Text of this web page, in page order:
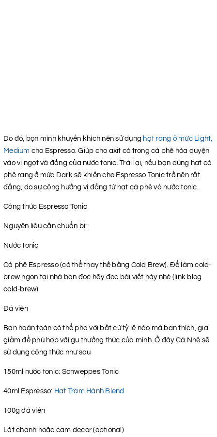
Do đó, bọn mình khuyến khích nên sử dụng hạt rang ở mức Light,
Medium cho Espresso. Giúp cho axit có trong cà phê hòa quyện
vào vị ngọt và đắng của nước tonic. Trái lại, nếu bạn dùng hạt cà
phê rang ở mức Dark sẽ khiến cho Espresso Tonic trở nên rất
đắng, do sự cộng hưởng vị đắng từ hạt cà phê và nước tonic.
Công thức Espresso Tonic
Nguyên liệu cần chuẩn bị:
Nước tonic
Cà phê Espresso (có thể thay thế bằng Cold Brew). Để làm cold-
brew ngon tại nhà bạn đọc hãy đọc bài viết này nhé (link blog
cold-brew)
Đá viên
Bạn hoàn toàn có thể pha với bất cứ tỷ lệ nào mà bạn thích, gia
giảm để phù hợp với gu thưởng thức của mình. Ở đây Cà Nhê sẽ
sử dụng công thức như sau
150ml nước tonic: Schweppes Tonic
40ml Espresso: Hạt Trạm Hành Blend
100g đá viên
Lát chanh hoặc cam decor (optional)